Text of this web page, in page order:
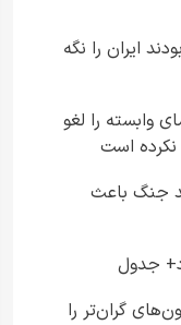
ایران را نگه
وابسته را لغو
نکرده است
جنگ باعث
گران‌تر را